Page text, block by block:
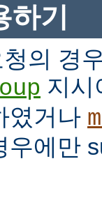
하기
의 경
지시
였거나
우에만